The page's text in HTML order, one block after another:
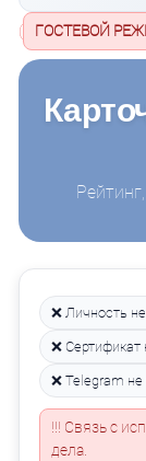
( ГОСТЕВОЙ
❌ Личность
❌ Сертификат
❌ Telegram
!!! Связь с
дела.